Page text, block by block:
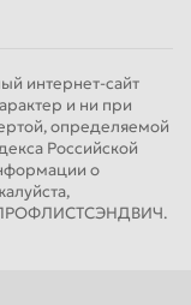
интернет-сайт
и ни при
определяемой
Российской
о